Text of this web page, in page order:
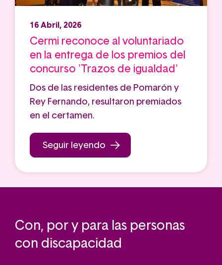
16 Abril, 2026
Cermi reconoce al voluntariado
en la entrega de los premios del
concurso 'Trazos de igualdad'
Dos de las residentes de Pomarón y
Rey Fernando, resultaron premiados
en el certamen.
Seguir leyendo
Con, por y para las personas
con discapacidad